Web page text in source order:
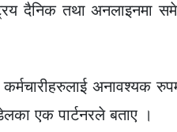
दैनिक तथा अनलाइनमा
अनावश्यक
एक पार्टनरले बताए ।